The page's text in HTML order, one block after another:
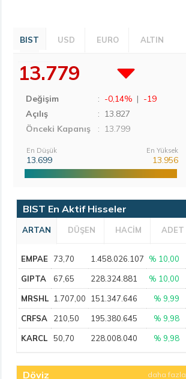
BIST USD EURO ALTIN
13.779
Değişim : -0,14% | -19
Açılış
: 13.827
Önceki Kapanış
: 13.799
En Düşük
13.699
En Yüksek
13.956
BIST En Aktif Hisseler
ARTAN DÜŞEN HACİM ADET
EMPAE 73,70 1.458.026.107 % 10,00
GIPTA 67,65 228.324.881 % 10,00
MRSHL 1.707,00 151.347.646 % 9,99
CRFSA 210,50 195.380.645 % 9,98
KARCL 50,70 228.008.040 % 9,98
Döviz daha fazla